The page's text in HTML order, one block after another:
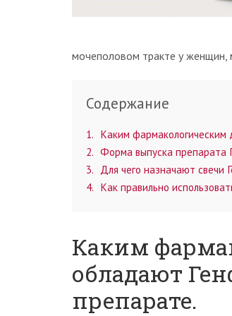
мочеполовом тракте у женщин,
Содержание
1
Каким
2
Форма выпуска препарата
3
Для чего назначают свечи
4
Как правильно
Каким
обладают
препарате.